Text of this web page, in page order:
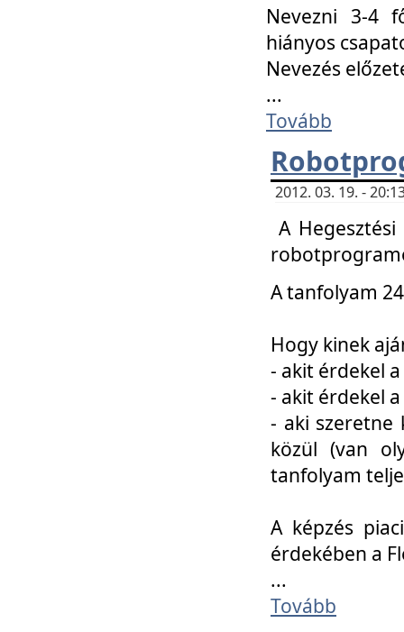
Nevezni 3-4
hiányos
Nevezés
...
Tovább
2012. 03. 19. -
A
A tanfolyam
Hogy kinek
- akit érdekel
- akit érdekel
- aki szeretne
közül (van
tanfolyam
A képzés
érdekében a
...
Tovább